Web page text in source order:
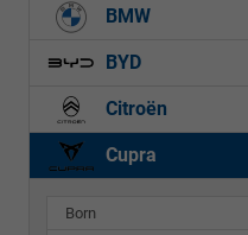
BMW
BYD
Citroën
Cupra
Born